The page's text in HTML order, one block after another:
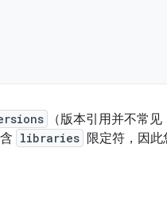
（版本引用并不常见
libraries 限定符，因此